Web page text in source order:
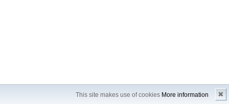
This site makes use of cookies More information ✖